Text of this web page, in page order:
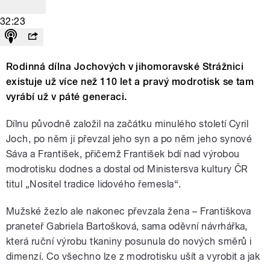
32:23
Rodinná dílna Jochových v jihomoravské Strážnici
existuje už více než 110 let a pravý modrotisk se tam
vyrábí už v páté generaci.
Dílnu původně založil na začátku minulého století Cyril
Joch, po něm ji převzal jeho syn a po něm jeho synové
Sáva a František, přičemž František bdí nad výrobou
modrotisku dodnes a dostal od Ministersva kultury ČR
titul „Nositel tradice lidového řemesla“.
Mužské žezlo ale nakonec převzala žena – Františkova
praneteř Gabriela Bartošková, sama oděvní návrhářka,
která ruční výrobu tkaniny posunula do nových směrů i
dimenzí. Co všechno lze z modrotisku ušít a vyrobit a jak